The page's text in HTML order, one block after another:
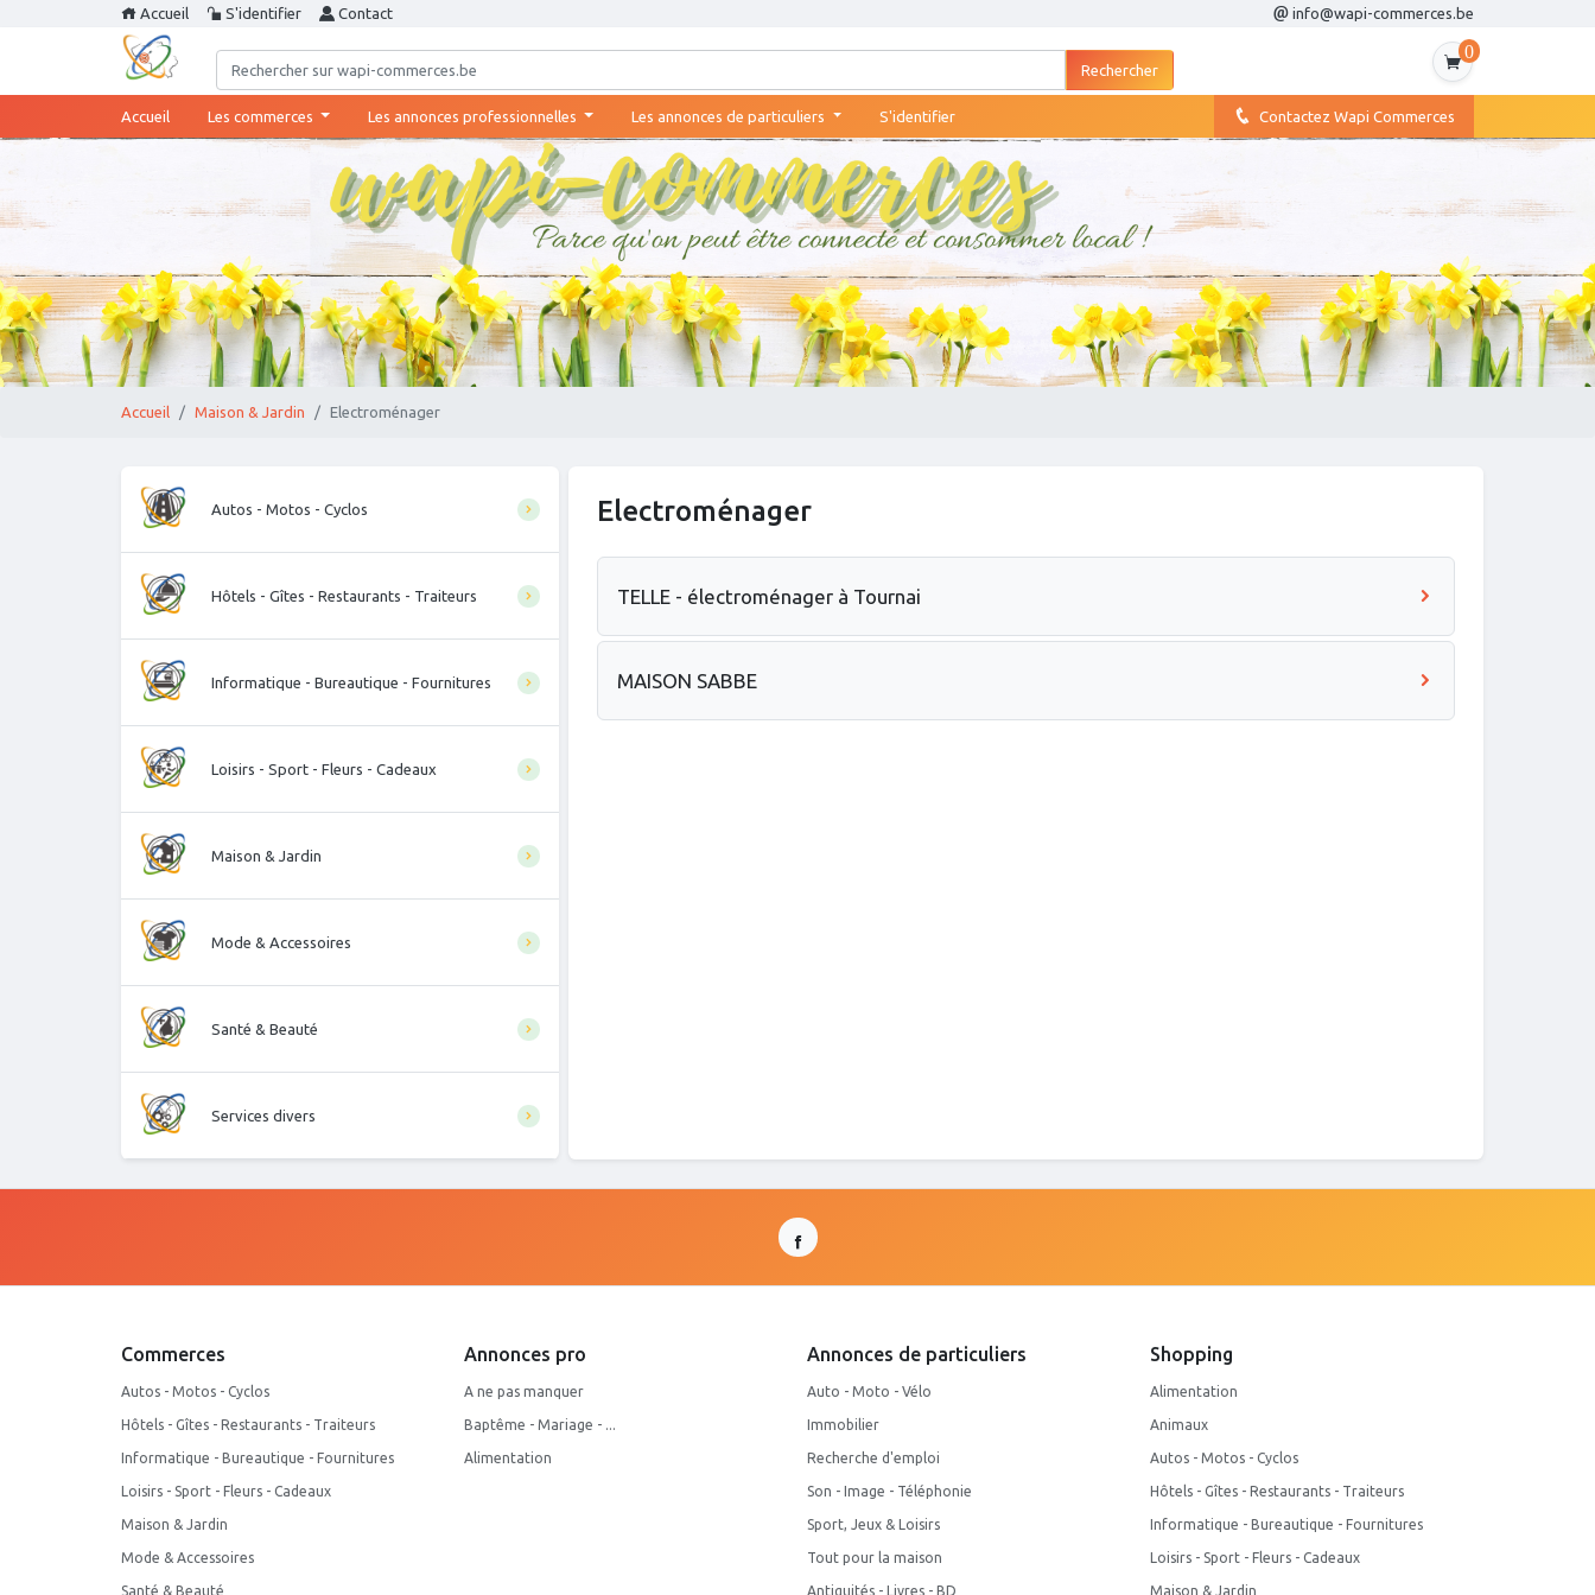
Accueil S'identifier Contact info@wapi-commerces.be
0
Accueil (current)Les commerces Les annonces professionnelles Les annonces de particuliers S'identifier Contactez Wapi Commerces
Accueil Maison & Jardin Electroménager
Autos - Motos - Cyclos
Hôtels - Gîtes - Restaurants - Traiteurs
Informatique - Bureautique - Fournitures
Loisirs - Sport - Fleurs - Cadeaux
Maison & Jardin
Mode & Accessoires
Santé & Beauté
Services divers
Electroménager
TELLE - électroménager à Tournai
MAISON SABBE
Commerces
Autos - Motos - Cyclos
Hôtels - Gîtes - Restaurants - Traiteurs
Informatique - Bureautique - Fournitures
Loisirs - Sport - Fleurs - Cadeaux
Maison & Jardin
Mode & Accessoires
Santé & Beauté
Annonces pro
A ne pas manquer
Baptême - Mariage - ...
Alimentation
Annonces de particuliers
Auto - Moto - Vélo
Immobilier
Recherche d'emploi
Son - Image - Téléphonie
Sport, Jeux & Loisirs
Tout pour la maison
Antiquités - Livres - BD
Shopping
Alimentation
Animaux
Autos - Motos - Cyclos
Hôtels - Gîtes - Restaurants - Traiteurs
Informatique - Bureautique - Fournitures
Loisirs - Sport - Fleurs - Cadeaux
Maison & Jardin